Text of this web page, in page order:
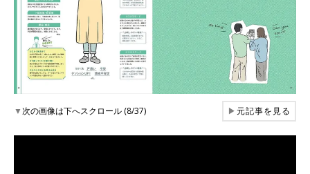
▼次の画像は下へスクロール (8/37) ▶元記事を見る